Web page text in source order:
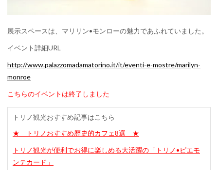
展示スペースは、マリリン•モンローの魅力であふれていました。
イベント詳細URL
http://www.palazzomadamatorino.it/it/eventi-e-mostre/marilyn-
monroe
こちらのイベントは終了しました
トリノ観光おすすめ記事はこちら
★ トリノおすすめ歴史的カフェ8選 ★
トリノ観光が便利でお得に楽しめる大活躍の「トリノ•ピエモ
ンテカード」